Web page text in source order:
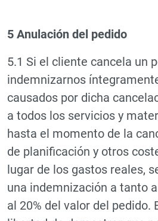
5 Anulación del pedido
5.1 Si el cliente cancela un
indemnizarnos
causados por dicha
a todos los servicios y
hasta el momento de la
de planificación y otros
lugar de los gastos reales,
una indemnización a tanto
al 20% del valor del pedido.